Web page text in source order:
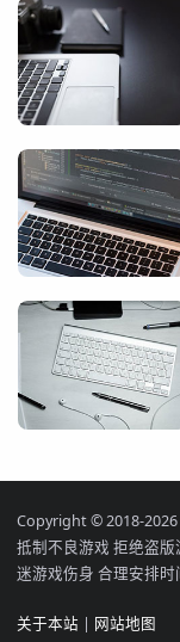
Copyright © 2018-
抵制不良游戏 拒绝盗
迷游戏伤身 合理安排
关于本站 | 网站地图